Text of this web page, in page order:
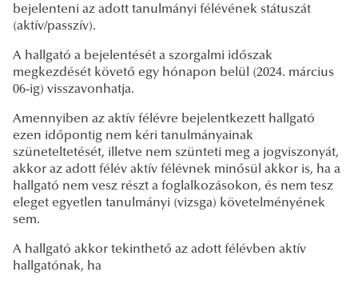
bejelenteni az adott tanulmányi félévének státuszát
(aktív/passzív).
A hallgató a bejelentését a szorgalmi időszak
megkezdését követő egy hónapon belül (2024. március
06-ig) visszavonhatja.
Amennyiben az aktív félévre bejelentkezett hallgató
ezen időpontig nem kéri tanulmányainak
szüneteltetését, illetve nem szünteti meg a jogviszonyát,
akkor az adott félév aktív félévnek minősül akkor is, ha a
hallgató nem vesz részt a foglalkozásokon, és nem tesz
eleget egyetlen tanulmányi (vizsga) követelményének
sem.
A hallgató akkor tekinthető az adott félévben aktív
hallgatónak, ha